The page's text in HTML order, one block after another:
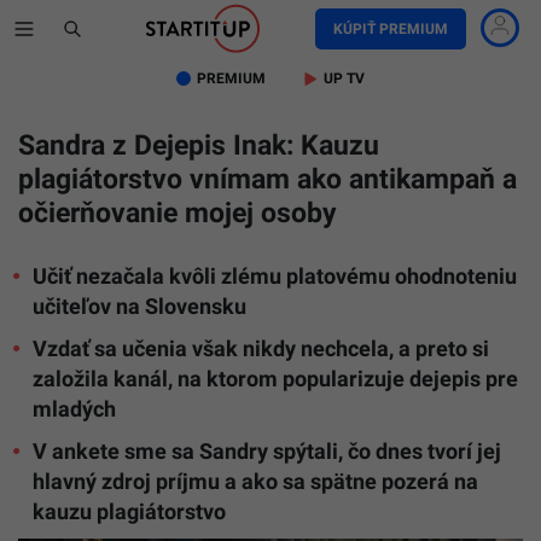
KÚPIŤ PREMIUM
PREMIUM UP TV
Sandra z Dejepis Inak: Kauzu
plagiátorstvo vnímam ako antikampaň a
očierňovanie mojej osoby
Učiť nezačala kvôli zlému platovému ohodnoteniu
učiteľov na Slovensku
Vzdať sa učenia však nikdy nechcela, a preto si
založila kanál, na ktorom popularizuje dejepis pre
mladých
V ankete sme sa Sandry spýtali, čo dnes tvorí jej
hlavný zdroj príjmu a ako sa spätne pozerá na
kauzu plagiátorstvo